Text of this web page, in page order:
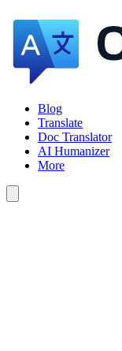
Blog
Translate
Doc Translator
AI Humanizer
More